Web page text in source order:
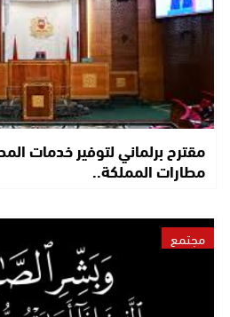
مقترح برلماني لتوفير خدمات
مطارات المملكة..
مجتمع